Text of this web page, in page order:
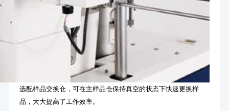
选配样品交换仓，可在主样品仓保持真空的状态下快速更换样
品，大大提高了工作效率。